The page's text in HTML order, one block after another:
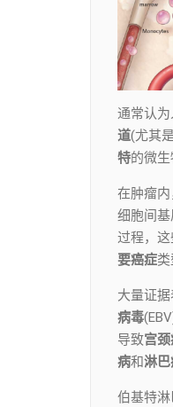
通常认
道(尤其
特的微生
在肿瘤内
细胞间
过程，
要癌症类
大量证
病毒
导致宫
病和淋巴
伯基特